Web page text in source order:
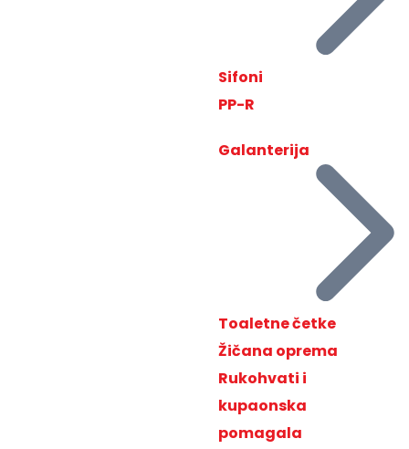
Sifoni
PP-R
Galanterija
Toaletne četke
Žičana oprema
Rukohvati i
kupaonska
pomagala